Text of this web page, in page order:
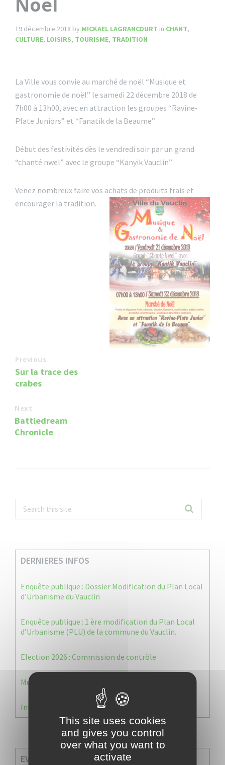
19 décembre 2018 by MICKAEL LAGRANCOURT in CHANT,
CULTURE, LOISIRS, TOURISME, TRADITION
La Ville vous convie au marché de noël “Musique et
gastronomie de noël” le samedi 22 décembre 2018 de
7h00 à 13h00, avec en attraction les groupes “Ravine-
Plate Juniors” et “Fanatik de la Beaume”
Début des festivités dès le vendredi soir par un grand
“chanté nwel” avec le groupe “Kanyik Vauclin”.
Venez nombreux faire vos achats de produits frais et
encourager la tradition.
Previous
Sur la trace des
crabes
Next
Battledream
Chronicle
DERNIERES INFOS
Enquête publique : Dossier Modification du Plan Local
d’Urbanisme du Vauclin
Enquête publique : 1 ère modification du Plan Local
d’Urbanisme (PLU) de la commune du Vauclin.
Election 2026 : Commission de contrôle
Municipale 2026 : Transfert du Bureau de Vote n°2
Information Élections – Carte Électorale
EVENEMENTS A VENIR
This site uses cookies
and gives you control
over what you want to
activate